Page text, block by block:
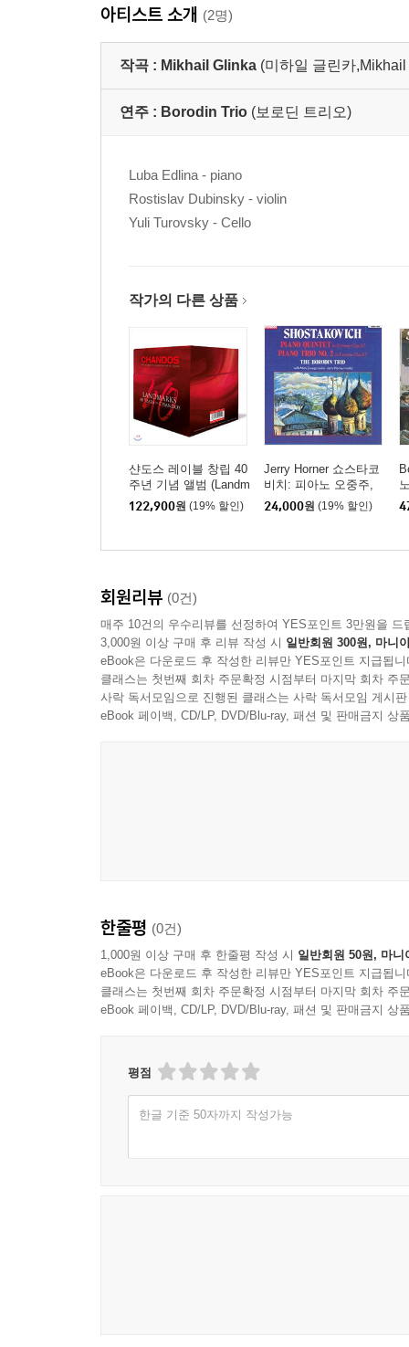
아티스트 소개 (2명)
작곡 : Mikhail Glinka (미하일 글린카
연주 : Borodin Trio (보로딘 트리오)
Luba Edlina - piano
Rostislav Dubinsky - violin
Yuli Turovsky - Cello
작가의 다른 상품
샨도스 레이블 창립 40
주년 기념 앨범 (Landm
arks - 40 Years of Cha
ndos)
122,900원 (19% 할인)
Jerry Horner 쇼스타코
비치: 피아노 오중주,
피아노 삼중주 2번 Op.
67 (Shostakovich: Pian
24,000원 (19% 할인)
회원리뷰 (0건)
매주 10건의 우수리뷰를 선정하여 YES포인트 3만원을 드
3,000원 이상 구매 후 리뷰 작성 시 일반회원 300원, 마니
eBook은 다운로드 후 작성한 리뷰만 YES포인트 지급됩니
클래스는 첫번째 회차 주문확정 시점부터 마지막 회차 주
사락 독서모임으로 진행된 클래스는 사락 독서모임 게시
eBook 페이백, CD/LP, DVD/Blu-ray, 패션 및 판매금지 상
한줄평 (0건)
1,000원 이상 구매 후 한줄평 작성 시 일반회원 50원, 마니
eBook은 다운로드 후 작성한 리뷰만 YES포인트 지급됩니
클래스는 첫번째 회차 주문확정 시점부터 마지막 회차 주
eBook 페이백, CD/LP, DVD/Blu-ray, 패션 및 판매금지 상
평점
한글 기준 50자까지 작성가능